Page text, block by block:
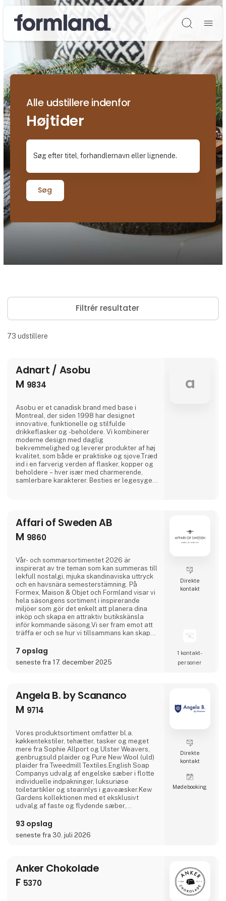
Søg
Alle udstillere indenfor
Højtider
Søg efter titel, forhandlernavn eller lignende.
Søg
Filtrér resultater
73 udstillere
Adnart / Asobu
M 9834
Asobu er et canadisk brand med base i
Montreal, der siden 1998 har designet
innovative, funktionelle og stilfulde
drikkeflasker og -beholdere. Vi kombinerer
moderne design med daglig
bekvemmelighed og leverer produkter af høj
kvalitet, som både er praktiske og sjove.Træd
ind i en farverig verden af flasker, kopper og
beholdere – hver især med charmerende,
samlerbare karakterer. Besties er legesyge,
og skønne detaljer, der gør hver eneste slurk
lidt sjovere. Uanset om du
a
Affari of Sweden AB
M 9860
Vår- och sommarsortimentet 2026 är
inspirerat av tre teman som kan summeras till
lekfull nostalgi, mjuka skandinaviska uttryck
och en havsnära semesterstämning. På
Formex, Maison & Objet och Formland visar vi
hela säsongens sortiment i inspirerande
miljöer som gör det enkelt att planera dina
inköp och skapa en attraktiv butikskänsla
inför kommande säsong.Vi ser fram emot att
träffa er och se hur vi tillsammans kan skapa
7 opslag
seneste fra 17. december 2025
Direkte
kontakt
1 kontakt­
personer
Angela B. by Scananco
M 9714
Vores produktsortiment omfatter bl.a.
køkkentekstiler, tehætter, tasker og meget
mere fra Sophie Allport og Ulster Weavers,
genbrugsuld plaider og Pure New Wool (uld)
plaider fra Tweedmill Textiles.English Soap
Companys udvalg af engelske sæber i flotte
individuelle indpakninger, luksuriøse
toiletartikler og stearinlys i gaveæsker.Kew
Gardens kollektionen med et eksklusivt
udvalg af faste og flydende sæber,
planternes duft og skønhed i Royal Botanic
Gardens i Kew, London.Fra Phoenox Textiles
har vi Hug Rugs vaskbare dørmåtter
93 opslag
seneste fra 30. juli 2026
Direkte
kontakt
Møde­booking
Anker Chokolade
F 5370